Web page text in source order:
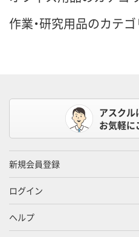
作業・研究用品のカテ
アスクル
お気軽に
新規会員登録
ログイン
ヘルプ